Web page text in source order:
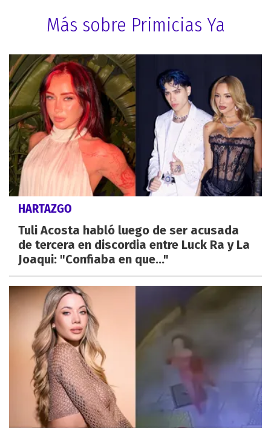
Más sobre Primicias Ya
HARTAZGO
Tuli Acosta habló luego de ser acusada
de tercera en discordia entre Luck Ra y La
Joaqui: "Confiaba en que..."